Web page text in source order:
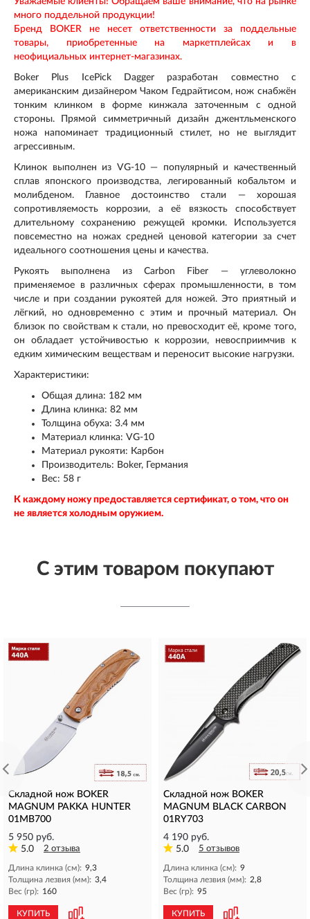
много поддельной продукции!
Бренд
BOKER не несет ответственности за поддельные
товары, приобретенные на маркетплейсах и в
неофициальных интернет-магазинах.
Boker Plus IcePick Dagger разработан совместно с
американским дизайнером Чаком Гедрайтисом, нож снабжён
тонким клинком в форме кинжала заточенным с одной
стороны. Прямой симметричный дизайн джентльменского
ножа напоминает традиционный стилет, но не выглядит
агрессивным.
Клинок выполнен из VG-10 — популярный и качественный
сплав японского производства, легированный кобальтом и
молибденом. Главное достоинство стали — хорошая
сопротивляемость коррозии, а её вязкость способствует
длительному сохранению режущей кромки. Используется
повсеместно на ножах средней ценовой категории за счет
идеального соотношения цены и качества.
Рукоять выполнена из Carbon Fiber — углеволокно
применяемое в различных сферах промышленности, в том
числе и при создании рукоятей для ножей. Это приятный и
лёгкий, но одновременно с этим и прочный материал. Он
близок по свойствам к стали, но превосходит её, кроме того,
он обладает устойчивостью к коррозии, невосприимчив к
едким химическим веществам и переносит высокие нагрузки.
Характеристики:
Общая длина: 182 мм
Длина клинка: 82 мм
Толщина обуха: 3.4 мм
Материал клинка: VG-10
Материал рукояти: Карбон
Производитель: Boker, Германия
Вес: 58 г
К каждому ножу предоставляется сертификат, о том, что он
не является холодным оружием.
С этим товаром покупают
Складной нож BOKER
MAGNUM PAKKA HUNTER
01MB700
5 950 руб.
5.0
2 отзыва
Длина клинка (см): 9,3
Толщина лезвия (мм): 3,4
Вес (гр): 160
КУПИТЬ
Складной нож BOKER
MAGNUM BLACK CARBON
01RY703
4 190 руб.
5.0
5 отзывов
Длина клинка (см): 9
Толщина лезвия (мм): 2,8
Вес (гр): 95
КУПИТЬ